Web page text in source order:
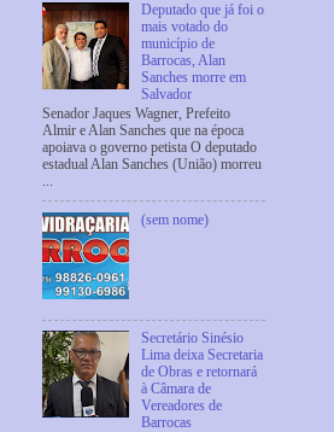
Deputado que já foi o
mais votado do
município de
Barrocas, Alan
Sanches morre em
Salvador
Senador Jaques Wagner, Prefeito
Almir e Alan Sanches que na época
apoiava o governo petista O deputado
estadual Alan Sanches (União) morreu
...
(sem nome)
Secretário Sinésio
Lima deixa Secretaria
de Obras e retornará
à Câmara de
Vereadores de
Barrocas